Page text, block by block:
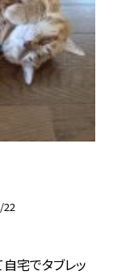
22
自宅でタブレッ